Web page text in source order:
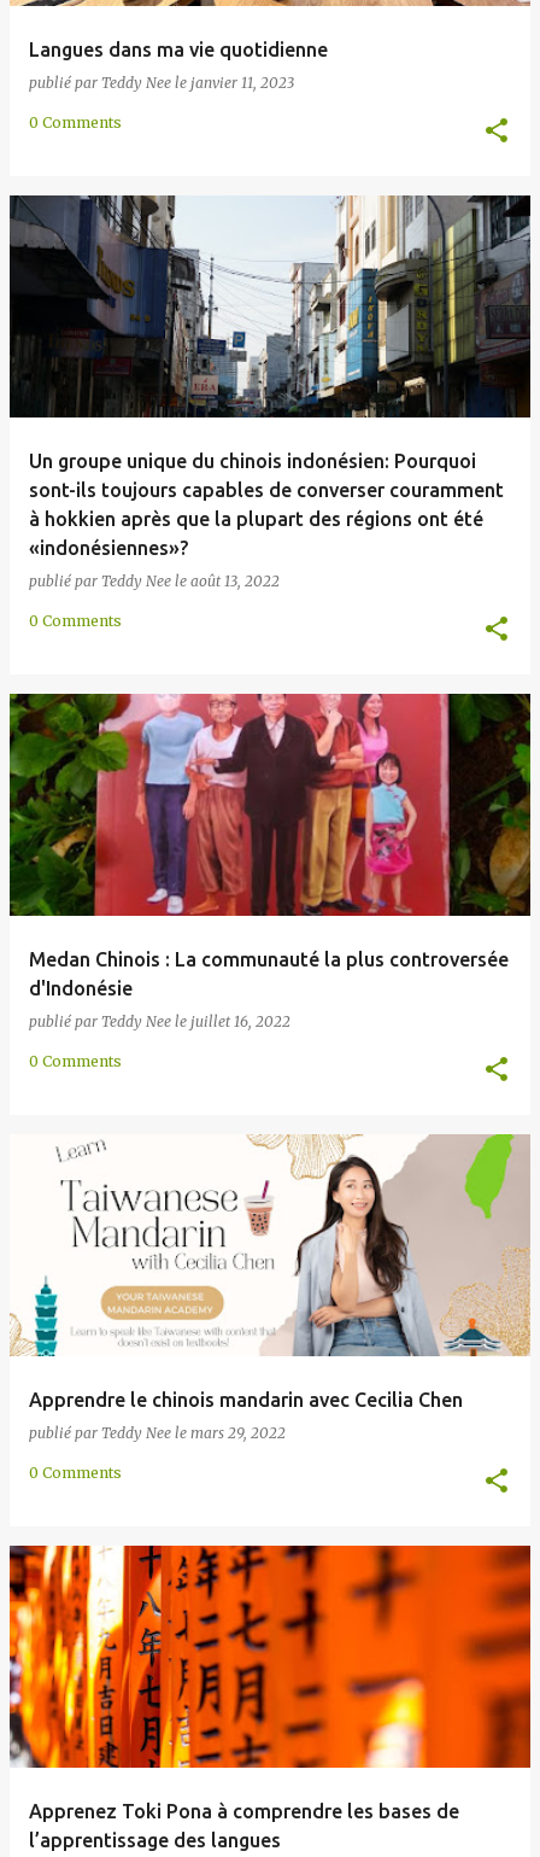
Langues dans ma vie quotidienne
publié par Teddy Nee le janvier 11, 2023
0 Comments
Un groupe unique du chinois indonésien: Pourquoi
sont-ils toujours capables de converser couramment
à hokkien après que la plupart des régions ont été
«indonésiennes»?
publié par Teddy Nee le août 13, 2022
0 Comments
Medan Chinois : La communauté la plus controversée
d'Indonésie
publié par Teddy Nee le juillet 16, 2022
0 Comments
Apprendre le chinois mandarin avec Cecilia Chen
publié par Teddy Nee le mars 29, 2022
0 Comments
Apprenez Toki Pona à comprendre les bases de
l’apprentissage des langues